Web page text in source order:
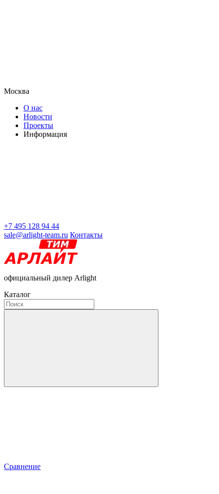
Москва
О нас
Новости
Проекты
Информация
+7 495 128 94 44
sale@arlight-team.ru Контакты
официальный дилер Arlight
Каталог
Сравнение